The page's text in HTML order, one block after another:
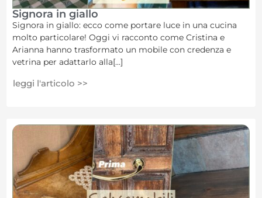
Signora in giallo
Signora in giallo: ecco come portare luce in una cucina
molto particolare! Oggi vi racconto come Cristina e
Arianna hanno trasformato un mobile con credenza e
vetrina per adattarlo alla[...]
leggi l'articolo >>